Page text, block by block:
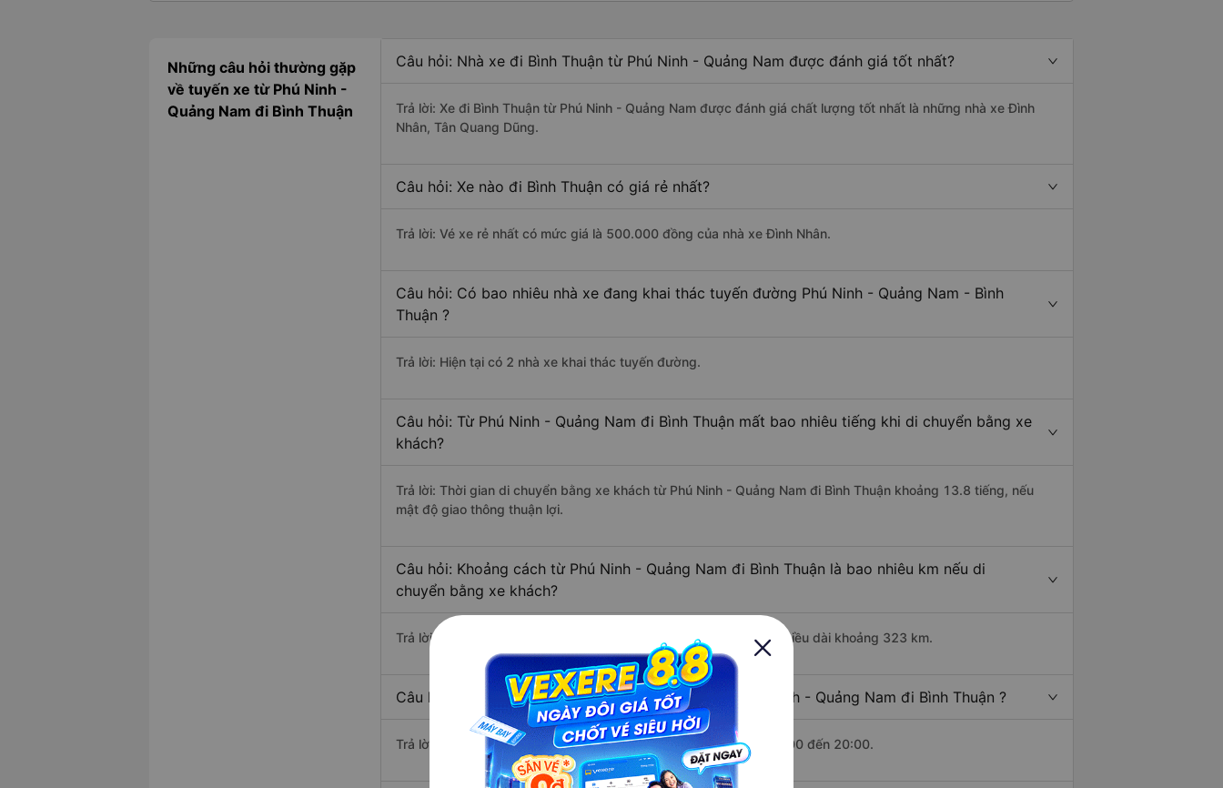
Những câu hỏi thường gặp
về tuyến xe từ Phú Ninh -
Quảng Nam đi Bình Thuận
Câu hỏi: Nhà xe đi Bình Thuận từ Phú Ninh - Quảng Nam được đánh giá tốt nhất?
Trả lời: Xe đi Bình Thuận từ Phú Ninh - Quảng Nam được đánh giá chất lượng tốt nhất là những nhà xe Đình
Nhân, Tân Quang Dũng.
Câu hỏi: Xe nào đi Bình Thuận có giá rẻ nhất?
Trả lời: Vé xe rẻ nhất có mức giá là 500.000 đồng của nhà xe Đình Nhân.
Câu hỏi: Có bao nhiêu nhà xe đang khai thác tuyến đường Phú Ninh - Quảng Nam - Bình
Thuận ?
Trả lời: Hiện tại có 2 nhà xe khai thác tuyến đường.
Câu hỏi: Từ Phú Ninh - Quảng Nam đi Bình Thuận mất bao nhiêu tiếng khi di chuyển bằng xe
khách?
Trả lời: Thời gian di chuyển bằng xe khách từ Phú Ninh - Quảng Nam đi Bình Thuận khoảng 13.8 tiếng, nếu
mật độ giao thông thuận lợi.
Câu hỏi: Khoảng cách từ Phú Ninh - Quảng Nam đi Bình Thuận là bao nhiêu km nếu di
chuyển bằng xe khách?
Trả lời: Đoạn đường đi Bình Thuận từ Phú Ninh - Quảng Nam có chiều dài khoảng 323 km.
Câu hỏi: Mỗi ngày có bao nhiêu chuyến xe khách Phú Ninh - Quảng Nam đi Bình Thuận ?
Trả lời: Trung bình mỗi ngày có khoảng 6 chuyến xe bắt đầu từ 9:00 đến 20:00.